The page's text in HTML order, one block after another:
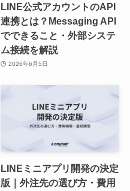
LINE公式アカウントのAPI
連携とは？Messaging API
でできること・外部システ
ム接続を解説
2026年6月5日
LINEミニアプリ開発の決定
版｜外注先の選び方・費用